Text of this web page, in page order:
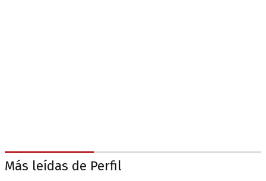
Más leídas de Perfil